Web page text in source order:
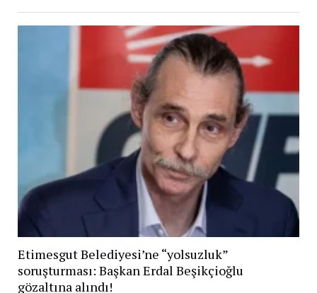
Etimesgut Belediyesi’ne “yolsuzluk”
soruşturması: Başkan Erdal Beşikçioğlu
gözaltına alındı!